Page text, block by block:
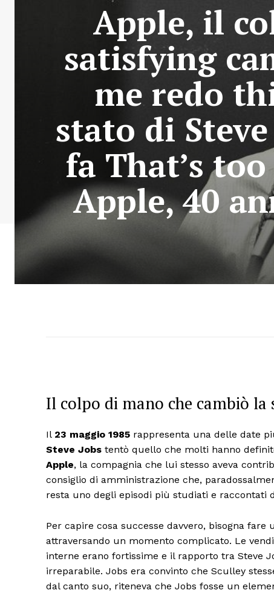
Apple, il
satisfying
me redo
stato di
fa That’s
Apple, 40
Il colpo di mano che cambiò
Il 23 maggio 1985 rappresenta una delle date
Steve Jobs tentò quello che molti hanno
Apple, la compagnia che lui stesso aveva
consiglio di amministrazione che,
resta uno degli episodi più studiati e raccontati
Per capire cosa successe davvero, bisogna
attraversando un momento complicato. Le
interne erano fortissime e il rapporto tra Steve
irreparabile. Jobs era convinto che Sculley
dal canto suo, riteneva che Jobs fosse un